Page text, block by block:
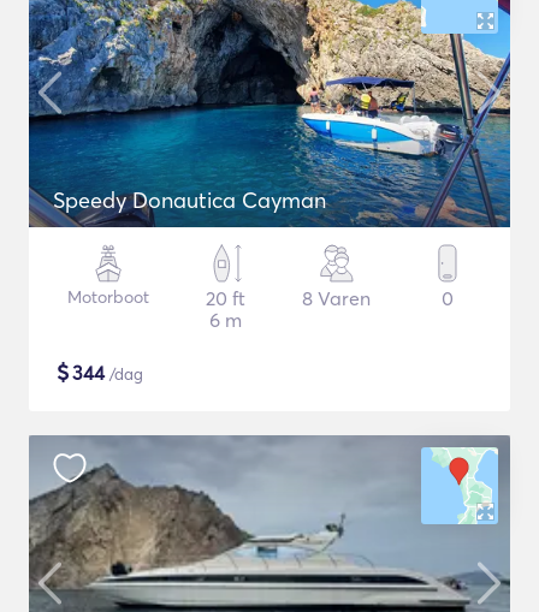
Speedy Donautica Cayman
Motorboot
20 ft
6 m
8 Varen 0
$344/dag